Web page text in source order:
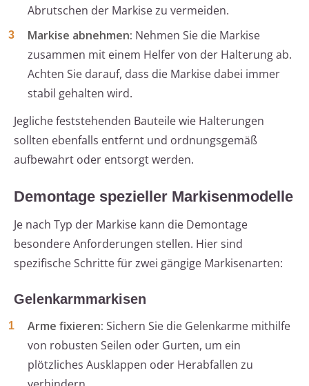
Abrutschen der Markise zu vermeiden.
Markise abnehmen: Nehmen Sie die Markise
zusammen mit einem Helfer von der Halterung ab.
Achten Sie darauf, dass die Markise dabei immer
stabil gehalten wird.
Jegliche feststehenden Bauteile wie Halterungen
sollten ebenfalls entfernt und ordnungsgemäß
aufbewahrt oder entsorgt werden.
Demontage spezieller Markisenmodelle
Je nach Typ der Markise kann die Demontage
besondere Anforderungen stellen. Hier sind
spezifische Schritte für zwei gängige Markisenarten:
Gelenkarmmarkisen
Arme fixieren: Sichern Sie die Gelenkarme mithilfe
von robusten Seilen oder Gurten, um ein
plötzliches Ausklappen oder Herabfallen zu